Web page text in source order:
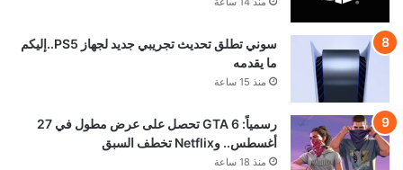
سوني تطلق تحديث تجريبي جديد لجهاز PS5..إليكم
ما يقدمه
منذ 15 ساعة
رسمياً: GTA 6 تحصل على عرض مطول في 27
أغسطس.. وNetflix تخطف السبق
منذ 18 ساعة